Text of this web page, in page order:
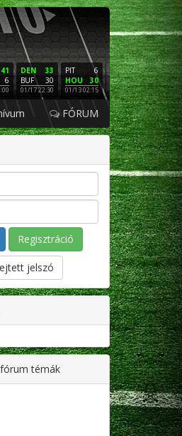
41
6
33
DEN
30
BUF
01/17 22:30
6
PIT
30
HOU
01/13 02:15
16
NE
3
LAC
01/12 02:00
PHI
SF
01/11
FÓRUM
Regisztráció
jelszó
témák